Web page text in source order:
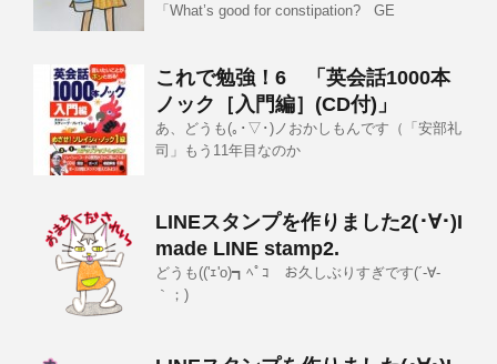
「What’s good for constipation? GE
これで勉強！6 「英会話1000本
ノック［入門編］(CD付)」
あ、どうも(｡･▽･)ノおかしもんです（「安部礼
司」もう11年目なのか
LINEスタンプを作りました2(･∀･)I
made LINE stamp2.
どうも(('ｪ'o)┓ﾍﾟｺ お久しぶりすぎです(´-∀-
｀；)